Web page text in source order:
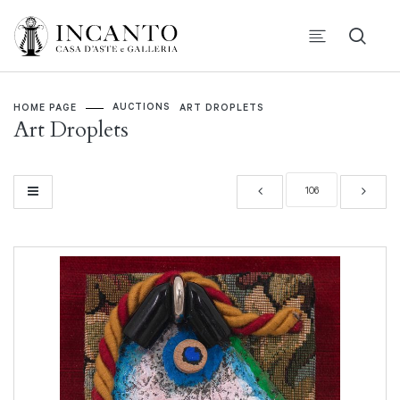
HOME PAGE AUCTIONS ART DROPLETS
Art Droplets